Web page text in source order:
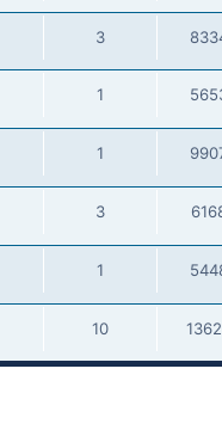
3
1
1
3
1
10